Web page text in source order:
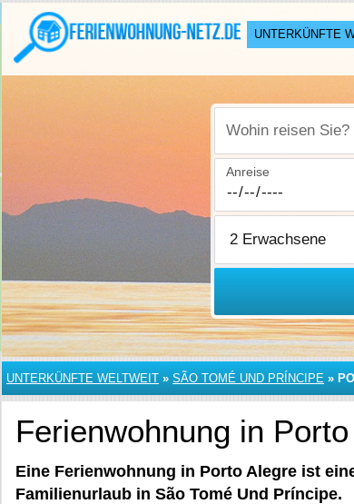
UNTERKÜNFTE
Wohin reisen Sie?
Anreise
UNTERKÜNFTE WELTWEIT » SÃO TOMÉ UND PRÍNCIPE »
Ferienwohnung in
Eine Ferienwohnung in Porto Alegre ist
Familienurlaub in São Tomé Und Príncipe.